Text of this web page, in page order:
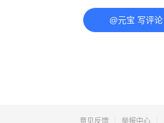
@元宝 写评论